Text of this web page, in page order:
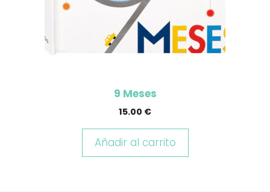
9 Meses
15.00 €
Añadir al carrito